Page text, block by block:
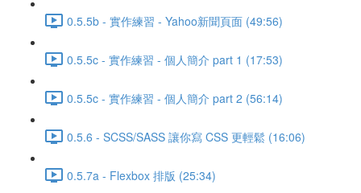
0.5.5b - 實作練習 - Yahoo新聞頁面 (49:56)
0.5.5c - 實作練習 - 個人簡介 part 1 (17:53)
0.5.5c - 實作練習 - 個人簡介 part 2 (56:14)
0.5.6 - SCSS/SASS 讓你寫 CSS 更輕鬆 (16:06)
0.5.7a - Flexbox 排版 (25:34)